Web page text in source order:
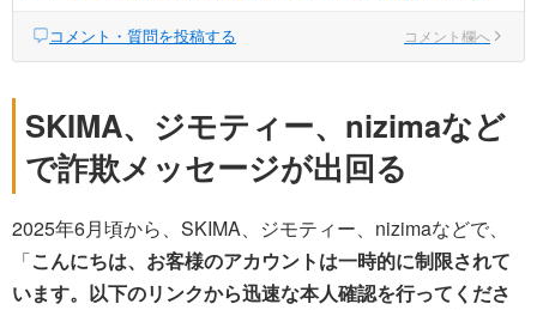
コメント・質問を投稿する コメント欄へ
SKIMA、ジモティー、nizimaなど
で詐欺メッセージが出回る
2025年6月頃から、SKIMA、ジモティー、nizimaなどで、
「こんにちは、お客様のアカウントは一時的に制限されて
います。以下のリンクから迅速な本人確認を行ってくださ